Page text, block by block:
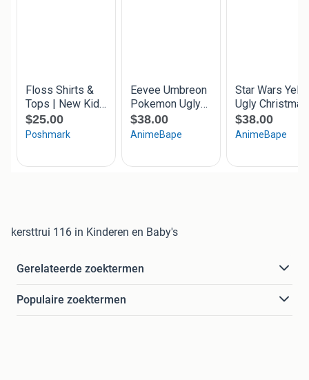
kersttrui 116 in Kinderen en Baby's
Gerelateerde zoektermen
Populaire zoektermen